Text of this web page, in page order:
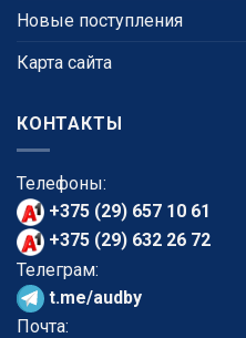
Новые поступления
Карта сайта
КОНТАКТЫ
Телефоны:
+375 (29) 657 10 61
+375 (29) 632 26 72
Телеграм:
t.me/audby
Почта: